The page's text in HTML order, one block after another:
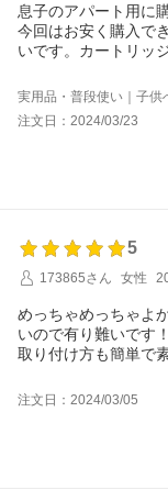
息子のアパート用に
今回はお安く購入で
いです。カートリッ
実用品・普段使い｜子供
注文日：2024/03/23
5
173865さん
女性
めっちゃめっちゃよ
いので有り難いです！
取り付け方も簡単で
注文日：2024/03/05